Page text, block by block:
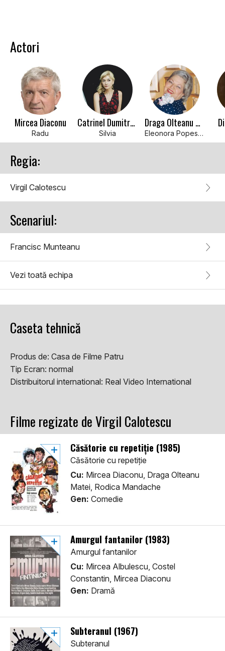
Actori
Mircea Diaconu
Radu
Catrinel Dumitrescu
Silvia
Draga Olteanu Matei
Eleonora Popescu
Regia:
Virgil Calotescu
Scenariul:
Francisc Munteanu
Vezi toată echipa
Caseta tehnică
Produs de: Casa de Filme Patru
Tip Ecran: normal
Distribuitorul international: Real Video International
Filme regizate de Virgil Calotescu
Căsătorie cu repetiție (1985)
Căsătorie cu repetiție
Cu: Mircea Diaconu, Draga Olteanu
Matei, Rodica Mandache
Gen: Comedie
Amurgul fantanilor (1983)
Amurgul fantanilor
Cu: Mircea Albulescu, Costel
Constantin, Mircea Diaconu
Gen: Dramă
Subteranul (1967)
Subteranul